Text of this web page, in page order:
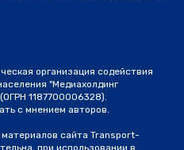
организация содействия
"Медиахолдинг
1187700006328).
с мнением авторов.
сайта Transport-
при использовании в